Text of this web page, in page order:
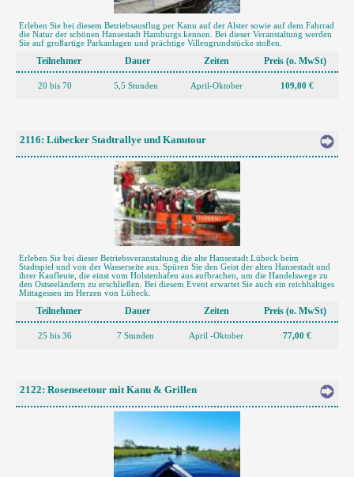
Erleben Sie bei diesem Betriebsausflug per Kanu auf der Alster sowie auf dem Fahrrad
die Natur der schönen Hansestadt Hamburgs kennen. Bei dieser Veranstaltung werden
Sie auf großartige Parkanlagen und prächtige Villengrundstücke stoßen.
Teilnehmer Dauer Zeiten Preis (o. MwSt)
20 bis 70 5,5 Stunden April-Oktober 109,00 €
2116: Lübecker Stadtrallye und Kanutour
Erleben Sie bei dieser Betriebsveranstaltung die alte Hansestadt Lübeck beim
Stadtspiel und von der Wasserseite aus. Spüren Sie den Geist der alten Hansestadt und
ihrer Kaufleute, die einst vom Holstenhafen aus aufbrachen, um die Handelswege zu
den Ostseeländern zu erschließen. Bei diesem Event erwartet Sie auch ein reichhaltiges
Mittagessen im Herzen von Lübeck.
Teilnehmer Dauer Zeiten Preis (o. MwSt)
25 bis 36 7 Stunden April -Oktober 77,00 €
2122: Rosenseetour mit Kanu & Grillen